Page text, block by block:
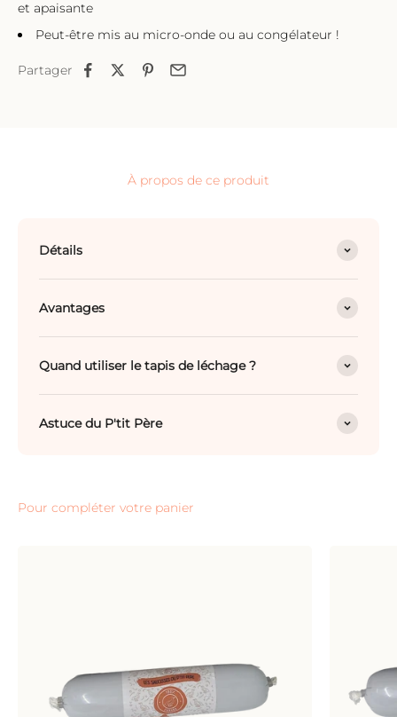
et apaisante
Peut-être mis au micro-onde ou au congélateur !
Partager
À propos de ce produit
Détails
Avantages
Quand utiliser le tapis de léchage ?
Astuce du P'tit Père